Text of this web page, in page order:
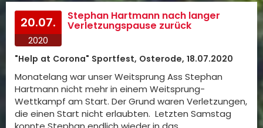
20.07.
2020
Stephan Hartmann nach langer
Verletzungspause zurück
"Help at Corona" Sportfest, Osterode, 18.07.2020
Monatelang war unser Weitsprung Ass Stephan
Hartmann nicht mehr in einem Weitsprung-
Wettkampf am Start. Der Grund waren Verletzungen,
die einen Start nicht erlaubten. Letzten Samstag